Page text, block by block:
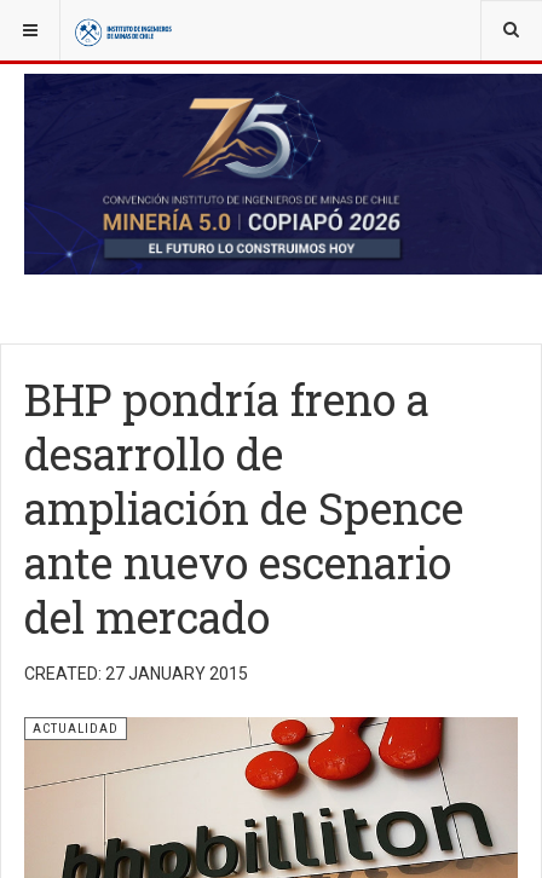
YOU ARE HERE: NOTICIAS
BHP pondría freno a
desarrollo de
ampliación de Spence
ante nuevo escenario
del mercado
CREATED: 27 JANUARY 2015
ACTUALIDAD